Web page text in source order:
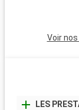
Voir
LES